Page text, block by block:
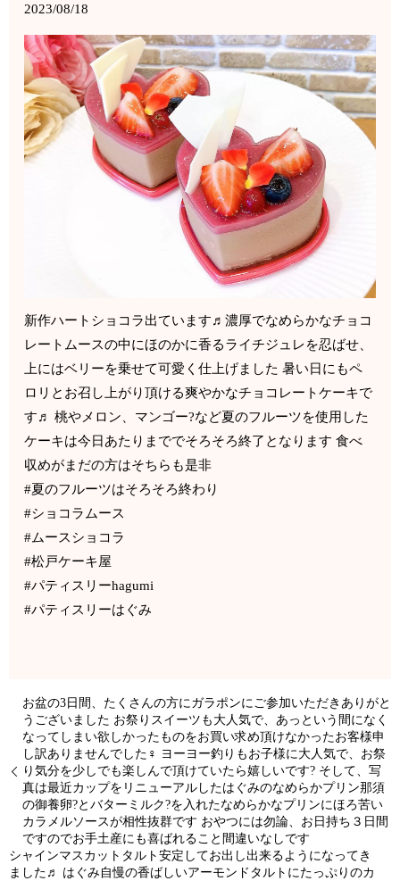
2023/08/18
新作ハートショコラ出ています♬濃厚でなめらかなチョコ
レートムースの中にほのかに香るライチジュレを忍ばせ、
上にはベリーを乗せて可愛く仕上げました 暑い日にもペ
ロリとお召し上がり頂ける爽やかなチョコレートケーキで
す♬ 桃やメロン、マンゴー?など夏のフルーツを使用した
ケーキは今日あたりまででそろそろ終了となります 食べ
収めがまだの方はそちらも是非
#夏のフルーツはそろそろ終わり
#ショコラムース
#ムースショコラ
#松戸ケーキ屋
#パティスリーhagumi
#パティスリーはぐみ
お盆の3日間、たくさんの方にガラポンにご参加いただきありがと
うございました お祭りスイーツも大人気で、あっという間になく
なってしまい欲しかったものをお買い求め頂けなかったお客様申
し訳ありませんでした‍♀️ ヨーヨー釣りもお子様に大人気で、お祭
り気分を少しでも楽しんで頂けていたら嬉しいです? そして、写
真は最近カップをリニューアルしたはぐみのなめらかプリン那須
の御養卵?とバターミルク?を入れたなめらかなプリンにほろ苦い
カラメルソースが相性抜群です おやつには勿論、お日持ち３日間
ですのでお手土産にも喜ばれること間違いなしです
シャインマスカットタルト安定してお出し出来るようになってき
ました♬ はぐみ自慢の香ばしいアーモンドタルトにたっぷりのカ